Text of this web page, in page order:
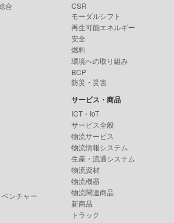
合
ンチャー
CSR
モーダルシフト
再生可能エネルギー
安全
燃料
環境への取り組み
BCP
防災・災害
サービス・商品
ICT・IoT
サービス全般
物流サービス
物流情報システム
生産・流通システム
物流資材
物流機器
物流関連商品
新商品
トラック